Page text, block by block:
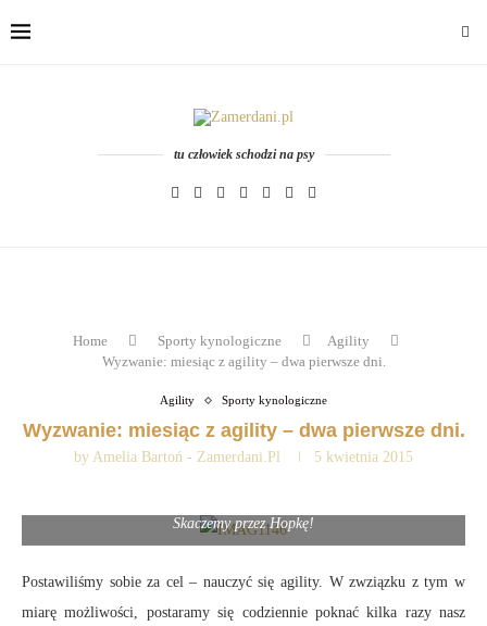
tu człowiek schodzi na psy
Home Sporty kynologiczne
Agility
Wyzwanie: miesiąc z agility – dwa pierwsze dni.
Agility Sporty kynologiczne
Wyzwanie: miesiąc z agility – dwa pierwsze dni.
by Amelia Bartoń - Zamerdani.pl 5 kwietnia 2015
Skaczemy przez Hopkę!
Postawiliśmy sobie za cel – nauczyć się agility. W zwziązku z tym w
miarę możliwości, postaramy się codziennie poknać kilka razy nasz